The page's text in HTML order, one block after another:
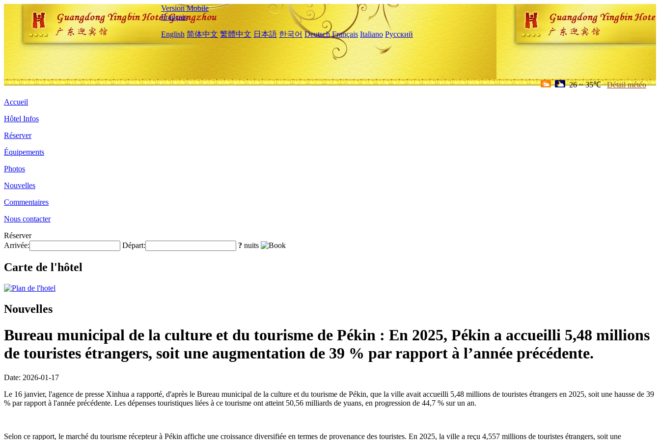
Version Mobile
Français
English 简体中文 繁體中文 日本語 한국어 Deutsch Français Italiano Русский
26 ~ 35℃ Détail météo
Accueil
Hôtel Infos
Réserver
Équipements
Photos
Nouvelles
Commentaires
Nous contacter
Réserver
Arrivée:
Départ: ? nuits
Carte de l'hôtel
Nouvelles
Bureau municipal de la culture et du tourisme de Pékin : En 2025, Pékin a accueilli 5,48 millions
de touristes étrangers, soit une augmentation de 39 % par rapport à l’année précédente.
Date: 2026-01-17
Le 16 janvier, l'agence de presse Xinhua a rapporté, d'après le Bureau municipal de la culture et du tourisme de Pékin, que la ville avait accueilli 5,48 millions de touristes étrangers en 2025, soit une hausse de 39
% par rapport à l'année précédente. Les dépenses touristiques liées à ce tourisme ont atteint 50,56 milliards de yuans, en progression de 44,7 % sur un an.
Selon ce rapport, le marché du tourisme récepteur à Pékin affiche une croissance diversifiée en termes de provenance des touristes. En 2025, la ville a reçu 4,557 millions de touristes étrangers, soit une